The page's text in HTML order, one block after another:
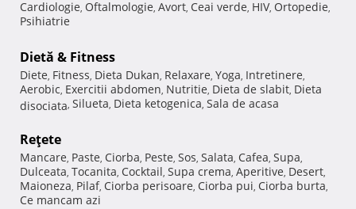
Cardiologie, Oftalmologie, Avort, Ceai verde, HIV, Ortopedie,
Psihiatrie
Dietă & Fitness
Diete, Fitness, Dieta Dukan, Relaxare, Yoga, Intretinere,
Aerobic, Exercitii abdomen, Nutritie, Dieta de slabit, Dieta
disociata, Silueta, Dieta ketogenica, Sala de acasa
Reţete
Mancare, Paste, Ciorba, Peste, Sos, Salata, Cafea, Supa,
Dulceata, Tocanita, Cocktail, Supa crema, Aperitive, Desert,
Maioneza, Pilaf, Ciorba perisoare, Ciorba pui, Ciorba burta,
Ce mancam azi